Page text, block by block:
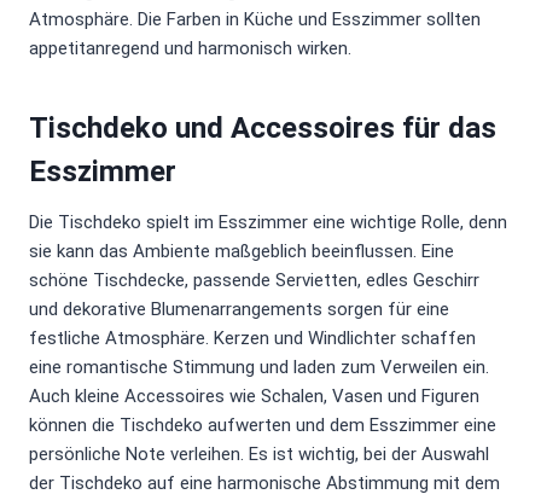
Atmosphäre. Die Farben in Küche und Esszimmer sollten
appetitanregend und harmonisch wirken.
Tischdeko und Accessoires für das
Esszimmer
Die Tischdeko spielt im Esszimmer eine wichtige Rolle, denn
sie kann das Ambiente maßgeblich beeinflussen. Eine
schöne Tischdecke, passende Servietten, edles Geschirr
und dekorative Blumenarrangements sorgen für eine
festliche Atmosphäre. Kerzen und Windlichter schaffen
eine romantische Stimmung und laden zum Verweilen ein.
Auch kleine Accessoires wie Schalen, Vasen und Figuren
können die Tischdeko aufwerten und dem Esszimmer eine
persönliche Note verleihen. Es ist wichtig, bei der Auswahl
der Tischdeko auf eine harmonische Abstimmung mit dem